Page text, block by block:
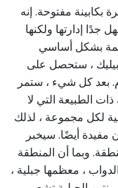
مفتوحة. إنه
إدارتها ولكنها
بشكل أساسي
، ستحصل على
بعد كل شيء ، ستمر
الطبيعة التي لا
لكل مجموعة ، لذلك
أيضًا. سيخبر
وبما أن المنطقة
، معظمها جبلية ،